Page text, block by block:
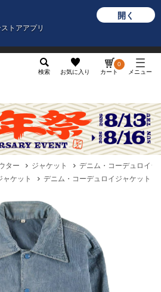
トアアプリ
開く
検索 お気に入り カート
0
メニュー
ター ジャケット
デニム・コーデュロイジ
ャケット デニム・コーデュロイジャケット